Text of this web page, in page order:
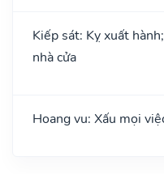
Kiếp sát: Kỵ xuất
nhà cửa
Hoang vu: Xấu mọi